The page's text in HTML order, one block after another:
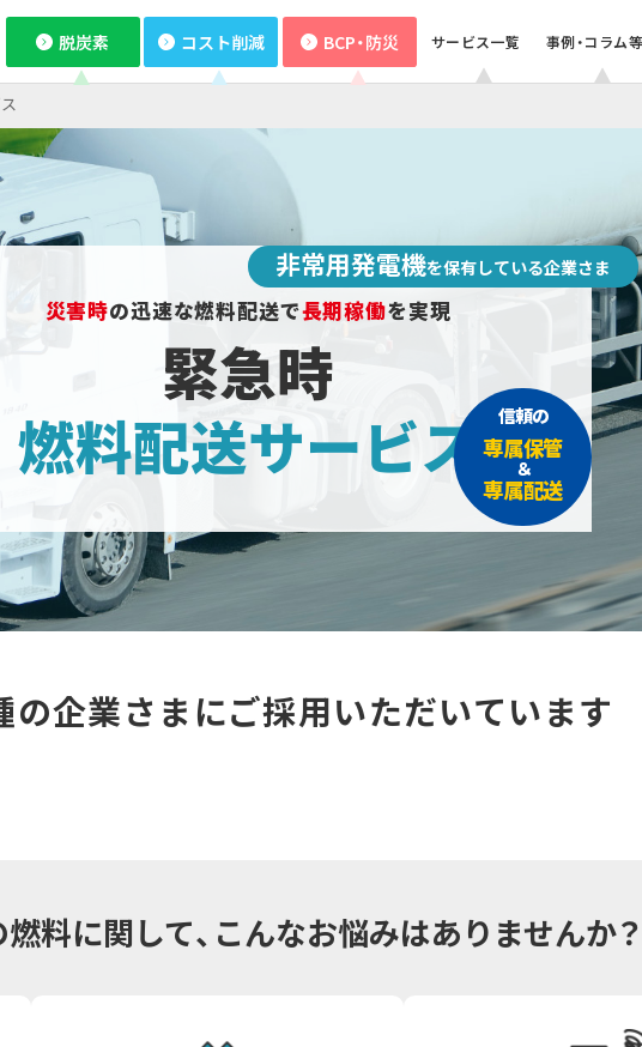
脱炭素
太陽光とセットで更なるコスト削減・脱炭素
蓄電池オンサイトサービス
設置場所不要の太陽光発電
オフサイトPPA その他のサ
コスト削減
データの見える化で歩留まり改善
K-DXソリューション
自家発電で電気料金を削減
太陽光発電オンサイトサービス その他のサービ
BCP・防災
従業員の安否確認から集計まで自動化
安否確認システム
非常時に備え、燃料保管＆配送
緊急時燃料配送 その他の
サービス一覧
コスト削減 BCP・防災
製造業ソリューション特設サイト
事例・コラム等
立ちコラム Webセミナー
電気・ガスについて
お問い合わせ
非常用発電機を保有している企業さま
災害時の迅速な燃料配送で長期稼働を実現
緊急時
燃料配送サービス
信頼の
専属保管
＆
専属配送
の企業さまにご採用いただいています
料に関して、 こんなお悩みはありませんか？